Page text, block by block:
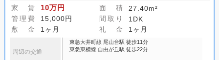
家 賃 10万円 面 積
27.40m²
管理費
15,000円 間取り
1DK
敷 金
1ヶ月 礼 金 1ヶ月
周辺の交通
東急大井町線 尾山台駅 徒歩11分
東急東横線 自由が丘駅 徒歩22分